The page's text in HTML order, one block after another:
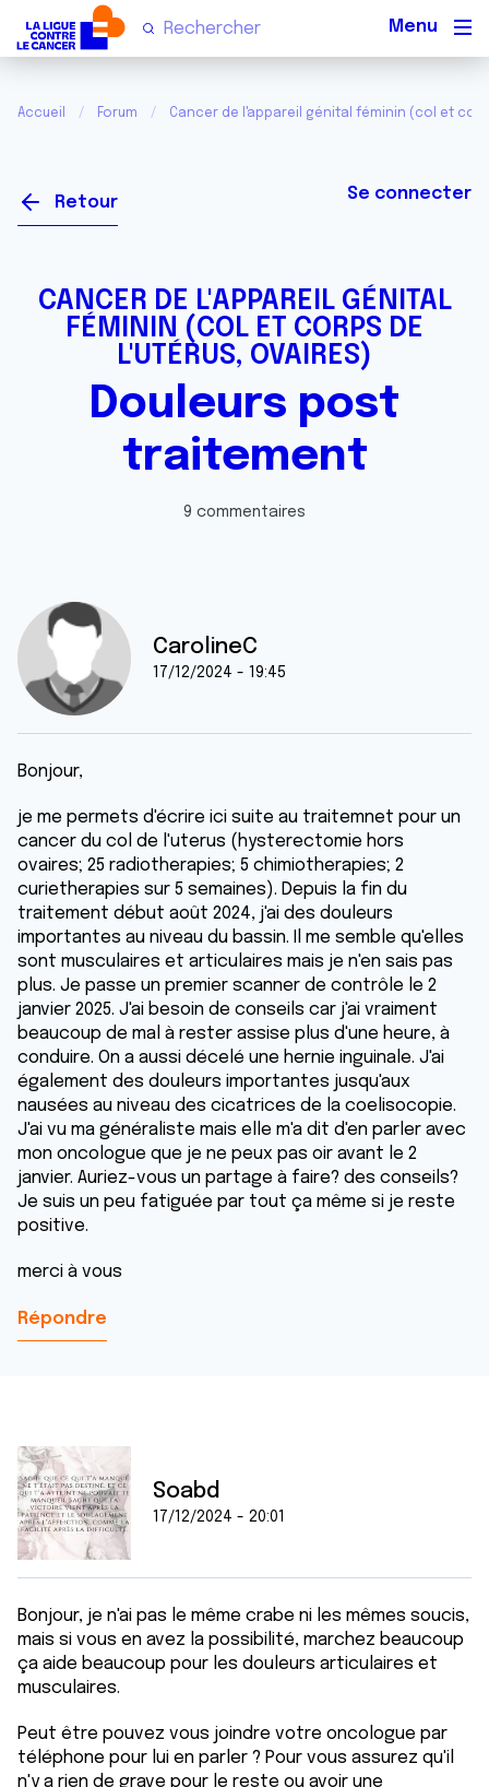
Accueil Forum Cancer de l'appareil génital féminin (col et
Retour Se connecter
CANCER DE L'APPAREIL GÉNITAL
FÉMININ (COL ET CORPS DE
L'UTÉRUS, OVAIRES)
Douleurs post
traitement
9 commentaires
CarolineC
17/12/2024 - 19:45
Bonjour,
je me permets d'écrire ici suite au traitemnet pour un
cancer du col de l'uterus (hysterectomie hors
ovaires; 25 radiotherapies; 5 chimiotherapies; 2
curietherapies sur 5 semaines). Depuis la fin du
traitement début août 2024, j'ai des douleurs
importantes au niveau du bassin. Il me semble qu'elles
sont musculaires et articulaires mais je n'en sais pas
plus. Je passe un premier scanner de contrôle le 2
janvier 2025. J'ai besoin de conseils car j'ai vraiment
beaucoup de mal à rester assise plus d'une heure, à
conduire. On a aussi décelé une hernie inguinale. J'ai
également des douleurs importantes jusqu'aux
nausées au niveau des cicatrices de la coelisocopie.
J'ai vu ma généraliste mais elle m'a dit d'en parler avec
mon oncologue que je ne peux pas oir avant le 2
janvier. Auriez-vous un partage à faire? des conseils?
Je suis un peu fatiguée par tout ça même si je reste
positive.
merci à vous
Répondre
Soabd
17/12/2024 - 20:01
Bonjour, je n'ai pas le même crabe ni les mêmes soucis,
mais si vous en avez la possibilité, marchez beaucoup
ça aide beaucoup pour les douleurs articulaires et
musculaires.
Peut être pouvez vous joindre votre oncologue par
téléphone pour lui en parler ? Pour vous assurez qu'il
n'y a rien de grave pour le reste ou avoir une